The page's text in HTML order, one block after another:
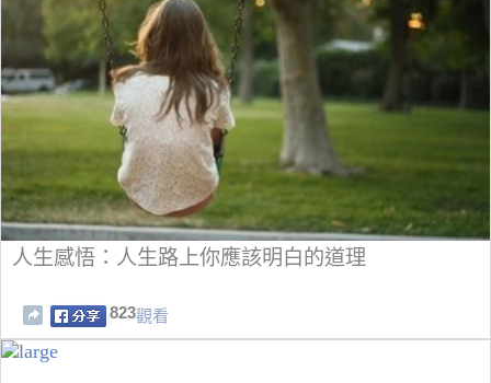
人生感悟：人生路上你應該明白的道理
823觀看